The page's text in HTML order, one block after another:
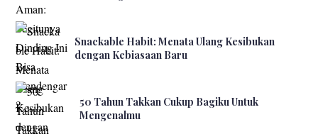
Snackable Habit: Menata Ulang Kesibukan
dengan Kebiasaan Baru
50 Tahun Takkan Cukup Bagiku Untuk
Mengenalmu